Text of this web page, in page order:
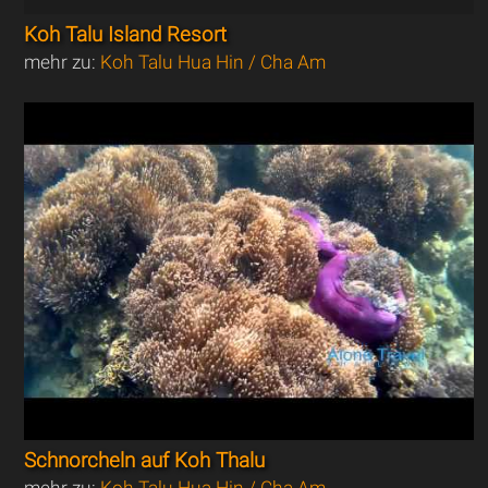
Koh Talu Island Resort
mehr zu: Koh Talu Hua Hin / Cha Am
Schnorcheln auf Koh Thalu